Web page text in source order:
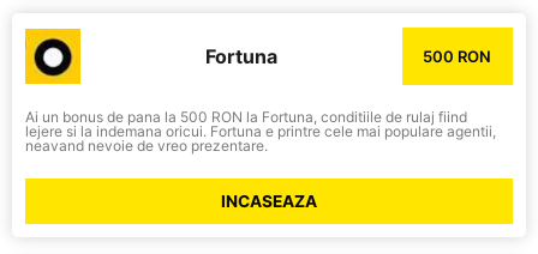
Fortuna 500 RON
Ai un bonus de pana la 500 RON la Fortuna, conditiile de rulaj fiind
lejere si la indemana oricui. Fortuna e printre cele mai populare agentii,
neavand nevoie de vreo prezentare.
INCASEAZA